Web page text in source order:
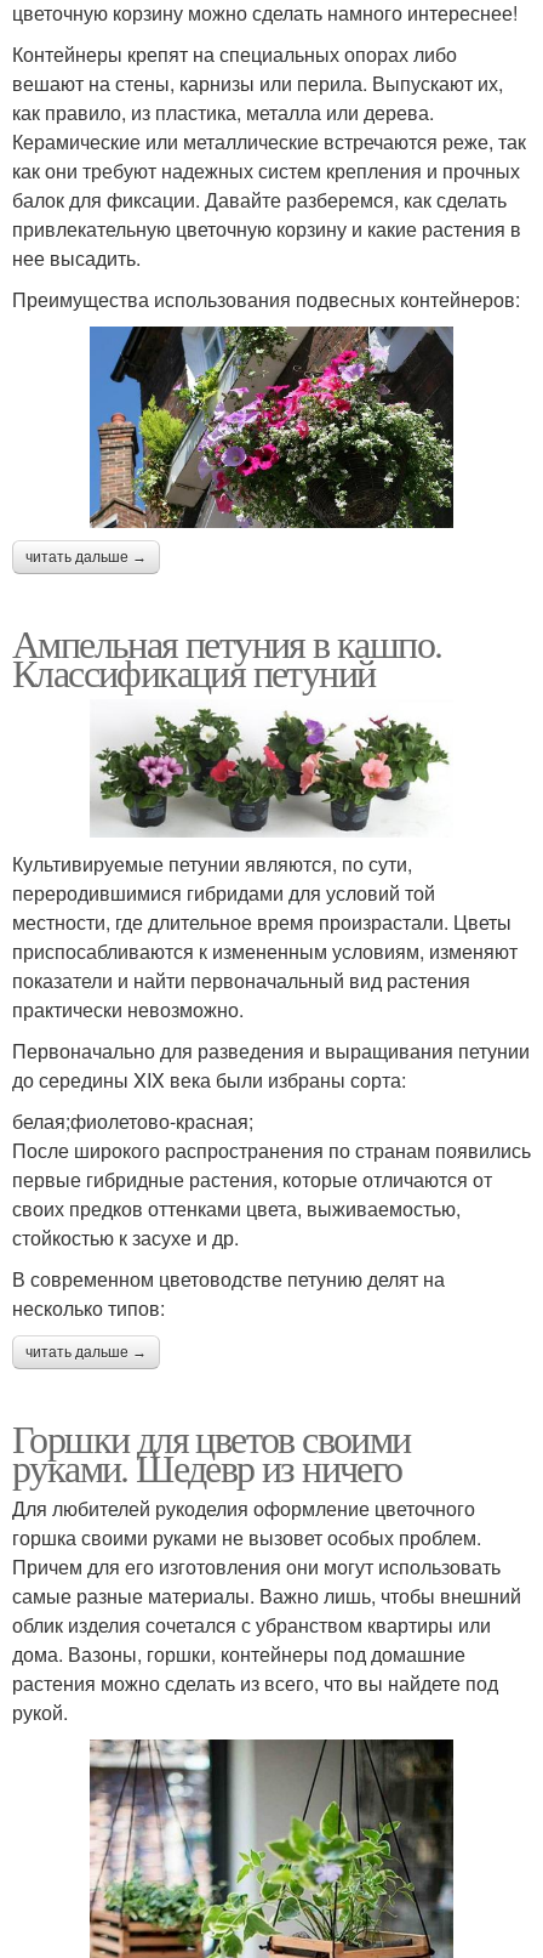
цветочную корзину можно сделать намного интереснее!
Контейнеры крепят на специальных опорах либо
вешают на стены, карнизы или перила. Выпускают их,
как правило, из пластика, металла или дерева.
Керамические или металлические встречаются реже, так
как они требуют надежных систем крепления и прочных
балок для фиксации. Давайте разберемся, как сделать
привлекательную цветочную корзину и какие растения в
нее высадить.
Преимущества использования подвесных контейнеров:
читать дальше →
Ампельная петуния в кашпо.
Классификация петуний
Культивируемые петунии являются, по сути,
переродившимися гибридами для условий той
местности, где длительное время произрастали. Цветы
приспосабливаются к измененным условиям, изменяют
показатели и найти первоначальный вид растения
практически невозможно.
Первоначально для разведения и выращивания петунии
до середины XIX века были избраны сорта:
белая;фиолетово-красная;
После широкого распространения по странам появились
первые гибридные растения, которые отличаются от
своих предков оттенками цвета, выживаемостью,
стойкостью к засухе и др.
В современном цветоводстве петунию делят на
несколько типов:
читать дальше →
Горшки для цветов своими
руками. Шедевр из ничего
Для любителей рукоделия оформление цветочного
горшка своими руками не вызовет особых проблем.
Причем для его изготовления они могут использовать
самые разные материалы. Важно лишь, чтобы внешний
облик изделия сочетался с убранством квартиры или
дома. Вазоны, горшки, контейнеры под домашние
растения можно сделать из всего, что вы найдете под
рукой.